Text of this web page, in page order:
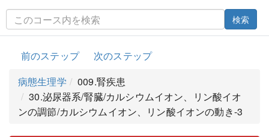
検索
前のステップ
次のステップ
病態生理学
009.腎疾患
30.泌尿器系/腎臓/カルシウムイオン、リン酸イオ
ンの調節/カルシウムイオン、リン酸イオンの動き-3